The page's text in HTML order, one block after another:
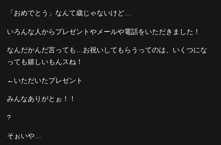
「おめでとう」なんて歳じゃないけど…
いろんな人からプレゼントやメールや電話をいただきました！
なんだかんだ言っても…お祝いしてもらうってのは、いくつにな
っても嬉しいもんスね！
←いただいたプレゼント
みんなありがとぉ！！
?
そぉいや…